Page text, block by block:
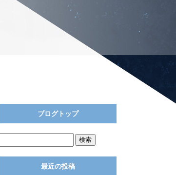
ブログトップ
最近の投稿